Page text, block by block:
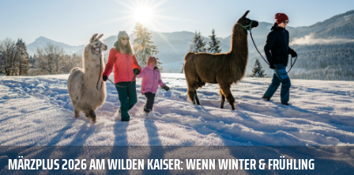
MÄRZPLUS 2026 AM WILDEN KAISER: WENN WINTER & FRÜHLING